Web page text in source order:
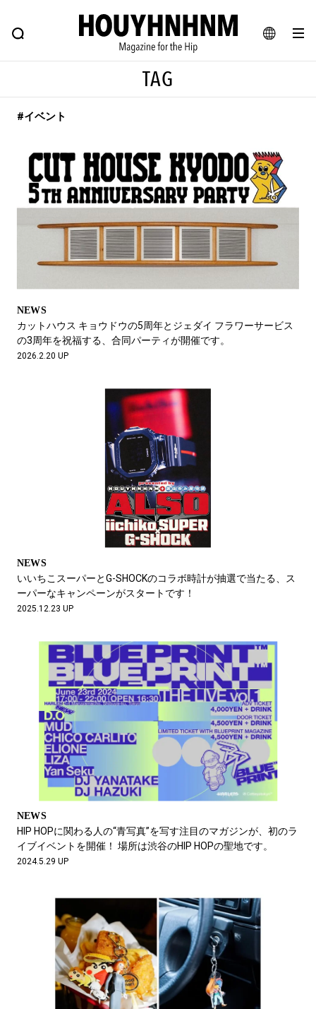
JA
FEATURE BLOG SNAP
ヒップなファッション、カルチャー、ライフスタイルWEBマガジン
#SHOPPING ADDICT #憧れの逸品
#ESSENTIAL DESIGNS #古着サミット
#NEW VINTAGE #マイナーグッド図鑑
#路地裏てぃーん。 #MONTHLY JOURNAL
#GH 銘品の所以 #フイナムのYouTube
#Commune H #FOCUS IT #AH.H
#ととけん #FASHION #MUSIC #MOVIE
#LIFESTYLE
#SPORTS #HANDSOME HANDBOOK
TAG
#イベント
NEWS
カットハウス キョウドウの5周年とジェダイ フラワーサービス
の3周年を祝福する、合同パーティが開催です。
2026.2.20 UP
NEWS
いいちこスーパーとG-SHOCKのコラボ時計が抽選で当たる、ス
ーパーなキャンペーンがスタートです！
2025.12.23 UP
NEWS
HIP HOPに関わる人の“青写真”を写す注目のマガジンが、初のラ
イブイベントを開催！ 場所は渋谷のHIP HOPの聖地です。
2024.5.29 UP